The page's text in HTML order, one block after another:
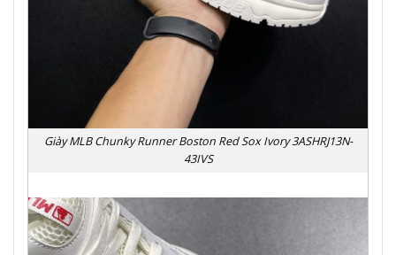
Giày MLB Chunky Runner Boston Red Sox Ivory 3ASHRJ13N-
43IVS